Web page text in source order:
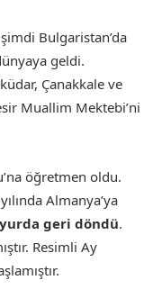
Bulgaristan’da
geldi.
Çanakkale ve
Muallim Mektebi’ni
öğretmen oldu.
Almanya’ya
geri döndü.
Resimli Ay